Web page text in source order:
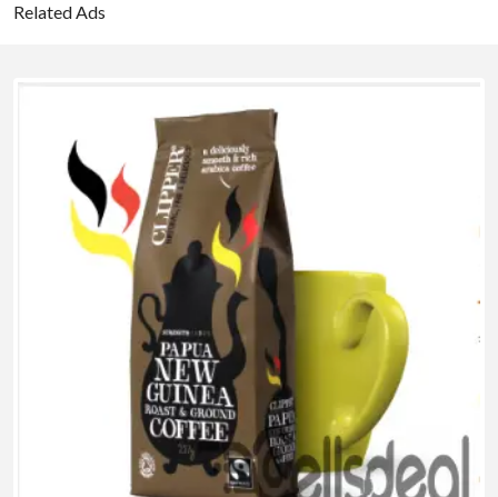
Related Ads